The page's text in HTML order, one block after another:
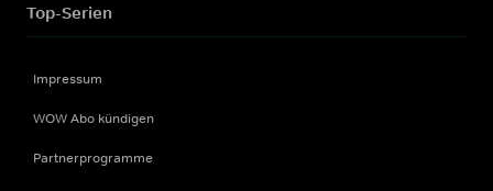
Top-Serien
Impressum
WOW Abo kündigen
Partnerprogramme